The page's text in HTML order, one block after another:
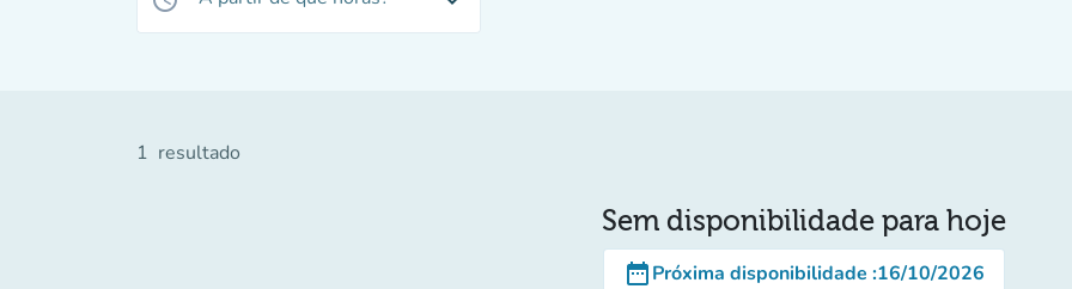
1 resultado
Sem disponibilidade para hoje
date_rangePróxima disponibilidade :16/10/2026